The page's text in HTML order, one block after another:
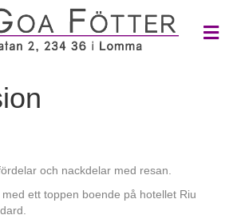
M
e
och nackdelar med resan.
ett toppen boende på hotellet Riu